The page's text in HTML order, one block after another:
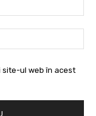
site-ul web în acest